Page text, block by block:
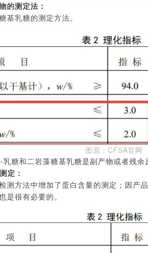
的测定法：
基乳糖的测定方法。
图源：CFSA官网
糖和二岩藻糖基乳糖是副产物或者残余
定：
测方法中增加了蛋白含量的测定；因产
是很有必要的。